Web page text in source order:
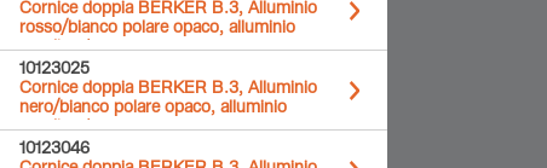
Cornice doppia BERKER B.3, Alluminio
rosso/bianco polare opaco, alluminio
anodizzato
10123025
Cornice doppia BERKER B.3, Alluminio
nero/bianco polare opaco, alluminio
anodizzato
10123046